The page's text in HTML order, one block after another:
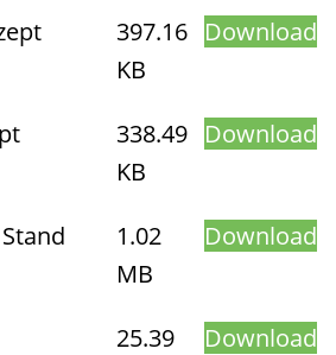
397.16
KB
Download
338.49
KB
Download
1.02
MB
Download
25.39
Download